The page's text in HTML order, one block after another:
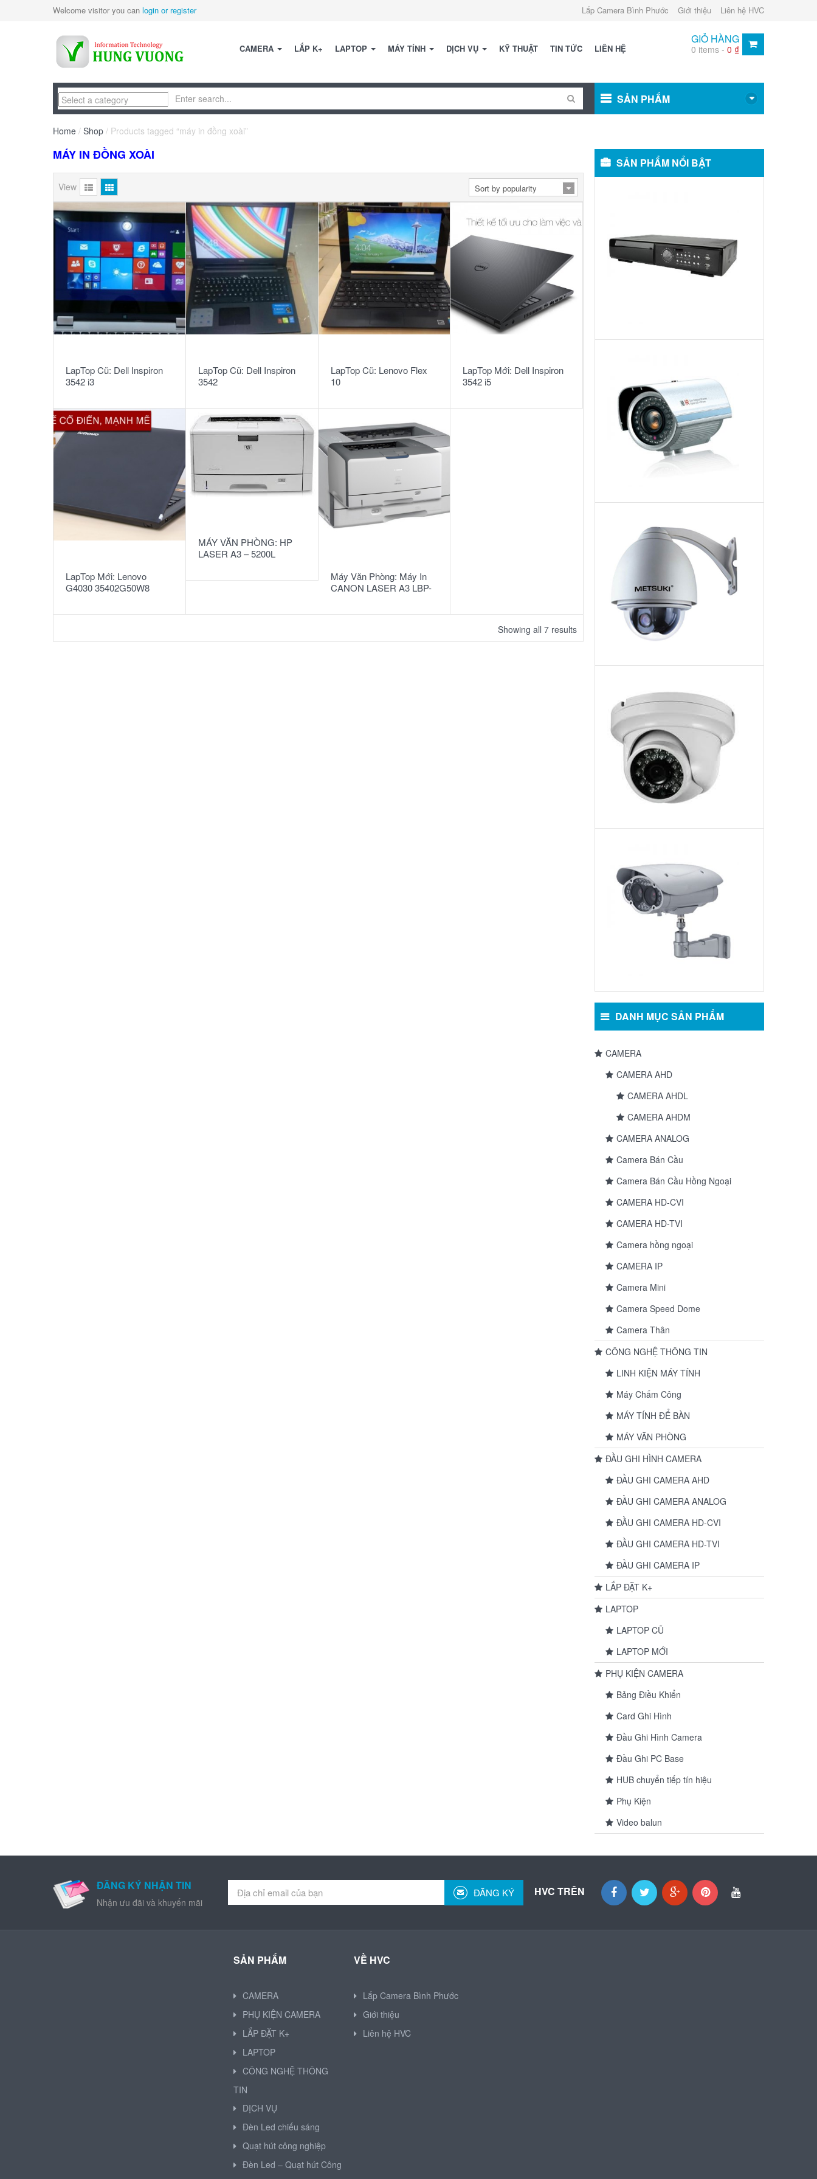
Welcome visitor you can login or register Lắp Camera Bình Phước Giới thiệu Liên hệ HVC
CAMERA LẮP K+ LAPTOP MÁY TÍNH DỊCH VỤ KỸ THUẬT TIN TỨC LIÊN HỆ
GIỎ HÀNG
0 items -0 ₫
SẢN PHẨM
Home / Shop / Products tagged “máy in đồng xoài”
MÁY IN ĐỒNG XOÀI
View
LapTop Cũ: Dell Inspiron
3542 i3
LapTop Cũ: Dell Inspiron
3542
LapTop Cũ: Lenovo Flex
10
LapTop Mới: Dell Inspiron
3542 i5
LapTop Mới: Lenovo
G4030 35402G50W8
MÁY VĂN PHÒNG: HP
LASER A3 – 5200L
Máy Văn Phòng: Máy In
CANON LASER A3 LBP-
Showing all 7 results
SẢN PHẨM NỔI BẬT
DANH MỤC SẢN PHẨM
CAMERA
CAMERA AHD
CAMERA AHDL
CAMERA AHDM
CAMERA ANALOG
Camera Bán Cầu
Camera Bán Cầu Hồng Ngoại
CAMERA HD-CVI
CAMERA HD-TVI
Camera hồng ngoại
CAMERA IP
Camera Mini
Camera Speed Dome
Camera Thân
CÔNG NGHỆ THÔNG TIN
LINH KIỆN MÁY TÍNH
Máy Chấm Công
MÁY TÍNH ĐỂ BÀN
MÁY VĂN PHÒNG
ĐẦU GHI HÌNH CAMERA
ĐẦU GHI CAMERA AHD
ĐẦU GHI CAMERA ANALOG
ĐẦU GHI CAMERA HD-CVI
ĐẦU GHI CAMERA HD-TVI
ĐẦU GHI CAMERA IP
LẮP ĐẶT K+
LAPTOP
LAPTOP CŨ
LAPTOP MỚI
PHỤ KIỆN CAMERA
Bảng Điều Khiển
Card Ghi Hình
Đầu Ghi Hình Camera
Đầu Ghi PC Base
HUB chuyển tiếp tín hiệu
Phụ Kiện
Video balun
ĐĂNG KÝ NHẬN TIN
Nhận ưu đãi và khuyến mãi
ĐĂNG KÝ HVC TRÊN
SẢN PHẨM
CAMERA
PHỤ KIỆN CAMERA
LẮP ĐẶT K+
LAPTOP
CÔNG NGHỆ THÔNG
TIN
DỊCH VỤ
Đèn Led chiếu sáng
Quạt hút công nghiệp
Đèn Led – Quạt hút Công
VỀ HVC
Lắp Camera Bình Phước
Giới thiệu
Liên hệ HVC